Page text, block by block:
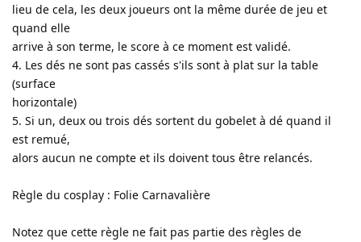
lieu de cela, les deux joueurs ont la même durée de jeu et
quand elle
arrive à son terme, le score à ce moment est validé.
4. Les dés ne sont pas cassés s'ils sont à plat sur la table
(surface
horizontale)
5. Si un, deux ou trois dés sortent du gobelet à dé quand il
est remué,
alors aucun ne compte et ils doivent tous être relancés.
Règle du cosplay : Folie Carnavalière
Notez que cette règle ne fait pas partie des règles de